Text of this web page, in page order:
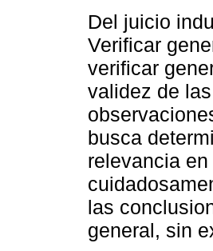
Del juicio
Verificar
verificar
validez de
busca
relevancia
las
general, sin